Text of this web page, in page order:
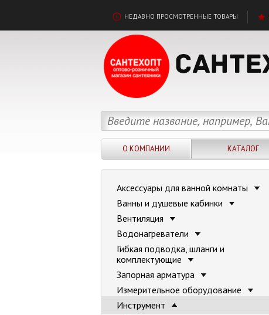
НЕДАВНО ПРОСМОТРЕННЫЕ ТОВАРЫ
О КОМПАНИИ КАТАЛОГ
Аксессуары для ванной комнаты
Ванны и душевые кабинки
Вентиляция
Водонагреватели
Гибкая подводка, шланги и
комплектующие
Запорная арматура
Измерительное оборудование
Инструмент